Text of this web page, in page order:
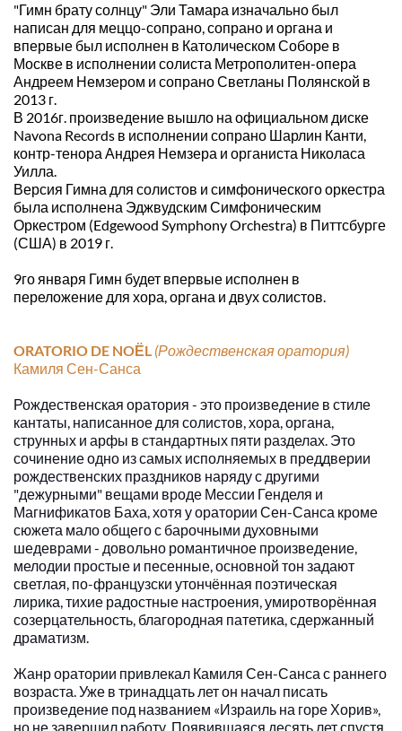
"Гимн брату солнцу" Эли Тамара изначально был
написан для меццо-сопрано, сопрано и органа и
впервые был исполнен в Католическом Соборе в
Москве в исполнении солиста Метрополитен-опера
Андреем Немзером и сопрано Светланы Полянской в
2013 г.
В 2016г. произведение вышло на официальном диске
Navona Records в исполнении сопрано Шарлин Канти,
контр-тенора Андрея Немзера и органиста Николаса
Уилла.
Версия Гимна для солистов и симфонического оркестра
была исполнена Эджвудским Симфоническим
Оркестром (Edgewood Symphony Orchestra) в Питтсбурге
(США) в 2019 г.
9го января Гимн будет впервые исполнен в
переложение для хора, органа и двух солистов.
ORATORIO DE NOЁL (Рождественская оратория)
Камиля Сен-Санса
Рождественская оратория - это произведение в стиле
кантаты, написанное для солистов, хора, органа,
струнных и арфы в стандартных пяти разделах. Это
сочинение одно из самых исполняемых в преддверии
рождественских праздников наряду с другими
"дежурными" вещами вроде Мессии Генделя и
Магнификатов Баха, хотя у оратории Сен-Санса кроме
сюжета мало общего с барочными духовными
шедеврами - довольно романтичное произведение,
мелодии простые и песенные, основной тон задают
светлая, по-французски утончённая поэтическая
лирика, тихие радостные настроения, умиротворённая
созерцательность, благородная патетика, сдержанный
драматизм.
Жанр оратории привлекал Камиля Сен-Санса с раннего
возраста. Уже в тринадцать лет он начал писать
произведение под названием «Израиль на горе Хорив»,
но не завершил работу. Появившаяся десять лет спустя